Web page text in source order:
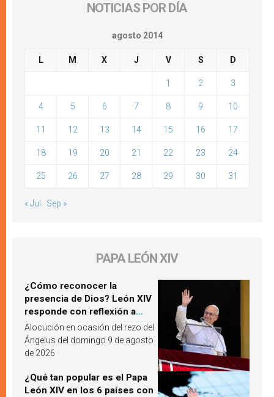
NOTICIAS POR DÍA
agosto 2014
L M X J V S D
1 2 3
4 5 6 7 8 9 10
11 12 13 14 15 16 17
18 19 20 21 22 23 24
25 26 27 28 29 30 31
« Jul Sep »
PAPA LEÓN XIV
¿Cómo reconocer la
presencia de Dios? León XIV
responde con reflexión a
partir de un pasaje del
Evangelio
Alocución en ocasión del rezo del
Ángelus del domingo 9 de agosto
de 2026
¿Qué tan popular es el Papa
León XIV en los 6 países con